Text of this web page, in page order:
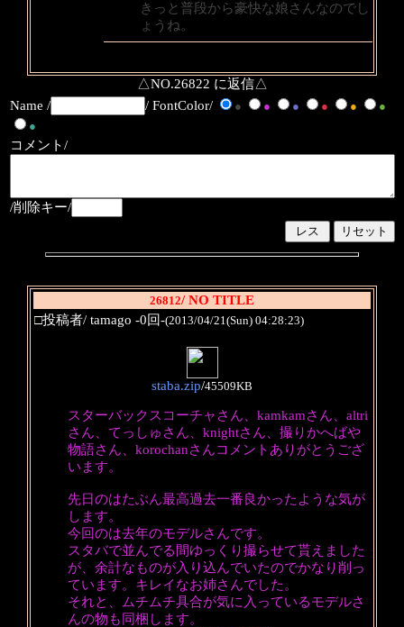
きっと普段から豪快な娘さんなのでし
ょうね。
△NO.26822 に返信△
Name /
/ FontColor/ ● ● ● ● ●
●
●
コメント/
/削除キー/
26812/ NO TITLE
□投稿者/ tamago -0回-(2013/04/21(Sun) 04:28:23)
staba.zip/45509KB
スターバックスコーチャさん、kamkamさん、altri
さん、てっしゅさん、knightさん、撮りかへばや
物語さん、korochanさんコメントありがとうござ
います。
先日のはたぶん最高過去一番良かったような気が
します。
今回のは去年のモデルさんです。
スタバで並んでる間ゆっくり撮らせて貰えました
が、余計なものが入り込んでいたのでかなり削っ
ています。キレイなお姉さんでした。
それと、ムチムチ具合が気に入っているモデルさ
んの物も同梱します。